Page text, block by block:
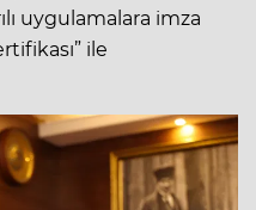
uygulamalara imza
ile